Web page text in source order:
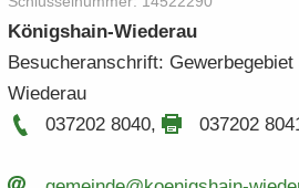
Königshain-​Wiederau
Be­su­cher­an­schrift:
Wiederau
037202 8040, 037202